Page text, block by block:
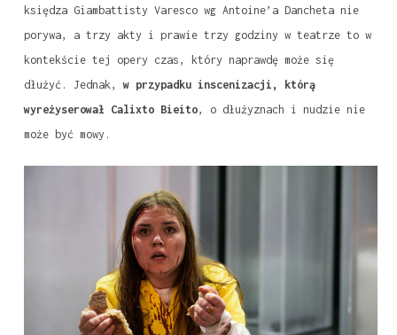
księdza Giambattisty Varesco wg Antoine’a Dancheta nie
porywa, a trzy akty i prawie trzy godziny w teatrze to w
kontekście tej opery czas, który naprawdę może się
dłużyć. Jednak,w przypadku inscenizacji, którą
wyreżyserował Calixto Bieito, o dłużyznach i nudzie nie
może być mowy.